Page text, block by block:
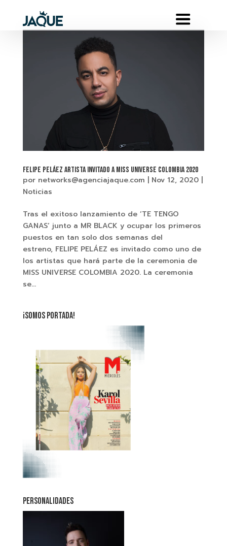
FELIPE PELÁEZ ARTISTA INVITADO A MISS UNIVERSE COLOMBIA 2020
por networks@agenciajaque.com Nov 12, 2020|
Noticias
Tras el exitoso lanzamiento de ‘TE TENGO
GANAS’ junto a MR BLACK y ocupar los primeros
puestos en tan solo dos semanas del
estreno, FELIPE PELÁEZ es invitado como uno de
los artistas que hará parte de la ceremonia de
MISS UNIVERSE COLOMBIA 2020. La ceremonia
se...
¡SOMOS PORTADA!
PERSONALIDADES